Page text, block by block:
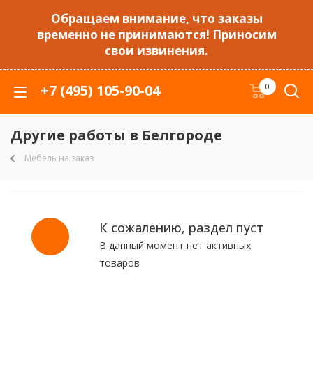
Обращаем внимание, что заказы
временно не принимаются! Приносим
свои извинения.
+7 (495) 105-90-04 0
Другие работы в Белгороде
Мебель на заказ
К сожалению, раздел пуст
В данный момент нет активных
товаров